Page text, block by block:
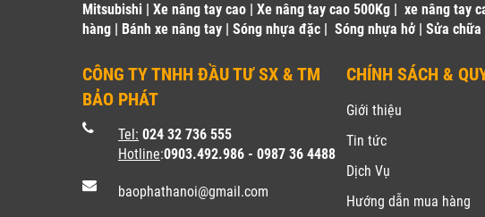
Mitsubishi
Xe nâng tay cao Xe nâng tay cao 500Kg xe nâng tay
hàng
Bánh xe nâng tay Sóng nhựa đặc Sóng nhựa hở Sửa chữa
CÔNG TY TNHH ĐẦU TƯ SX & TM
BẢO PHÁT
Tel: 024 32 736 555
Hotline:0903.492.986 - 0987 36 4488
baophathanoi@gmail.com
CHÍNH SÁCH &
Giới thiệu
Tin tức
Dịch Vụ
Hướng dẫn mua hàng